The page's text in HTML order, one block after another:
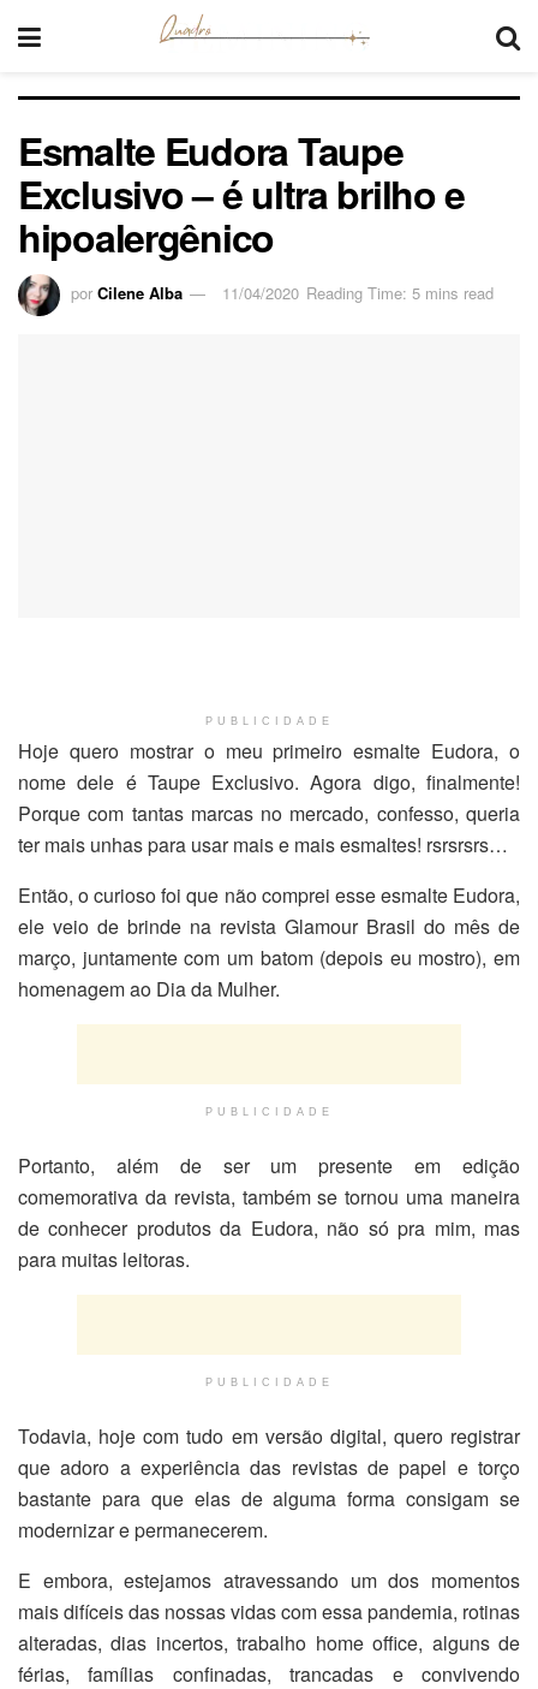
Esmalte Eudora Taupe
Exclusivo – é ultra brilho e
hipoalergênico
por Cilene Alba 11/04/2020 Reading Time: 5 mins read
PUBLICIDADE
Hoje quero mostrar o meu primeiro esmalte Eudora, o
nome dele é Taupe Exclusivo. Agora digo, finalmente!
Porque com tantas marcas no mercado, confesso, queria
ter mais unhas para usar mais e mais esmaltes! rsrsrsrs…
Então, o curioso foi que não comprei esse esmalte Eudora,
ele veio de brinde na revista Glamour Brasil do mês de
março, juntamente com um batom (depois eu mostro), em
homenagem ao Dia da Mulher.
PUBLICIDADE
Portanto, além de ser um presente em edição
comemorativa da revista, também se tornou uma maneira
de conhecer produtos da Eudora, não só pra mim, mas
para muitas leitoras.
PUBLICIDADE
Todavia, hoje com tudo em versão digital, quero registrar
que adoro a experiência das revistas de papel e torço
bastante para que elas de alguma forma consigam se
modernizar e permanecerem.
E embora, estejamos atravessando um dos momentos
mais difíceis das nossas vidas com essa pandemia, rotinas
alteradas, dias incertos, trabalho home office, alguns de
férias, famílias confinadas, trancadas e convivendo